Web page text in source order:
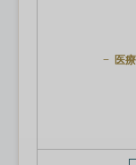
医